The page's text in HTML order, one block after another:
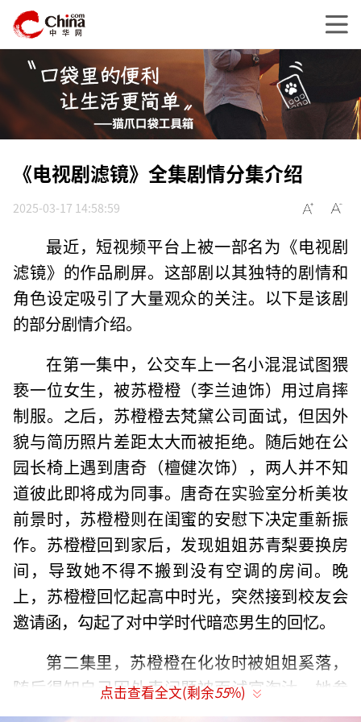
《电视剧滤镜》全集剧情分集介绍
2025-03-17 14:58:59
最近，短视频平台上被一部名为《电视剧
滤镜》的作品刷屏。这部剧以其独特的剧情和
角色设定吸引了大量观众的关注。以下是该剧
的部分剧情介绍。
在第一集中，公交车上一名小混混试图猥
亵一位女生，被苏橙橙（李兰迪饰）用过肩摔
制服。之后，苏橙橙去梵黛公司面试，但因外
貌与简历照片差距太大而被拒绝。随后她在公
园长椅上遇到唐奇（檀健次饰），两人并不知
道彼此即将成为同事。唐奇在实验室分析美妆
前景时，苏橙橙则在闺蜜的安慰下决定重新振
作。苏橙橙回到家后，发现姐姐苏青梨要换房
间，导致她不得不搬到没有空调的房间。晚
上，苏橙橙回忆起高中时光，突然接到校友会
邀请函，勾起了对中学时代暗恋男生的回忆。
第二集里，苏橙橙在化妆时被姐姐奚落，
随后得知自己因外表问题被面试官淘汰。她参
加了校友会，在会上遇到了唐奇，但因为误会
点击查看全文(剩余55%)